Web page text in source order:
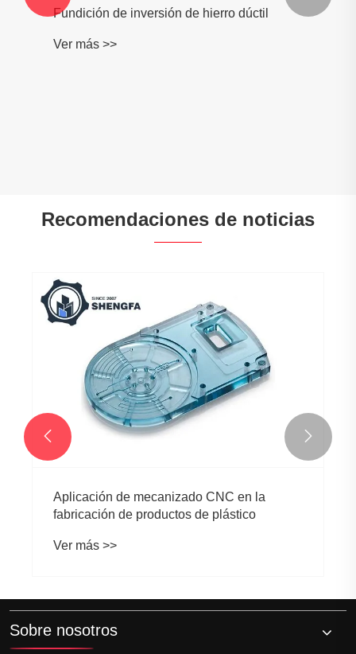
Fundición de inversión de hierro dúctil
Ver más >>
Recomendaciones de noticias
Aplicación de mecanizado CNC en la
fabricación de productos de plástico
Ver más >>
 
Sobre nosotros